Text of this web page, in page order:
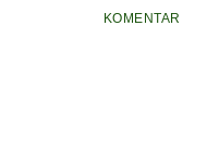
KOMENTAR